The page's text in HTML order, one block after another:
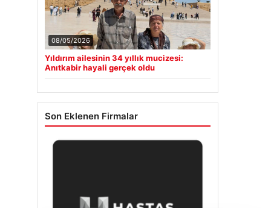
08/05/2026
Yıldırım ailesinin 34 yıllık mucizesi:
Anıtkabir hayali gerçek oldu
Son Eklenen Firmalar